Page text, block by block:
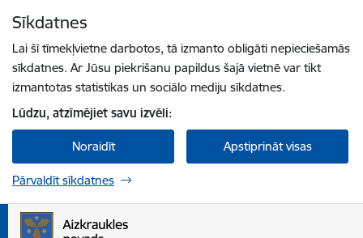
Sīkdatnes
Lai šī tīmekļvietne darbotos, tā izmanto obligāti nepieciešamās
sīkdatnes. Ar Jūsu piekrišanu papildus šajā vietnē var tikt
izmantotas statistikas un sociālo mediju sīkdatnes.
Lūdzu, atzīmējiet savu izvēli:
Noraidīt Apstiprināt visas
Pārvaldīt sīkdatnes